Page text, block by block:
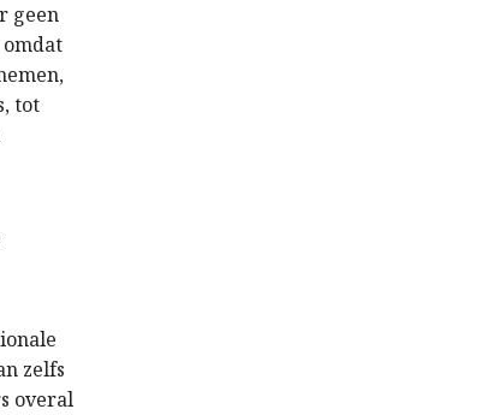
geen
tot
zelfs
overal